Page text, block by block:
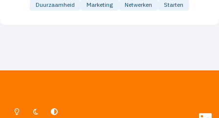
Duurzaamheid Marketing Netwerken Starten
Lichte ModusDonkere ModusSysteemvoorkeur